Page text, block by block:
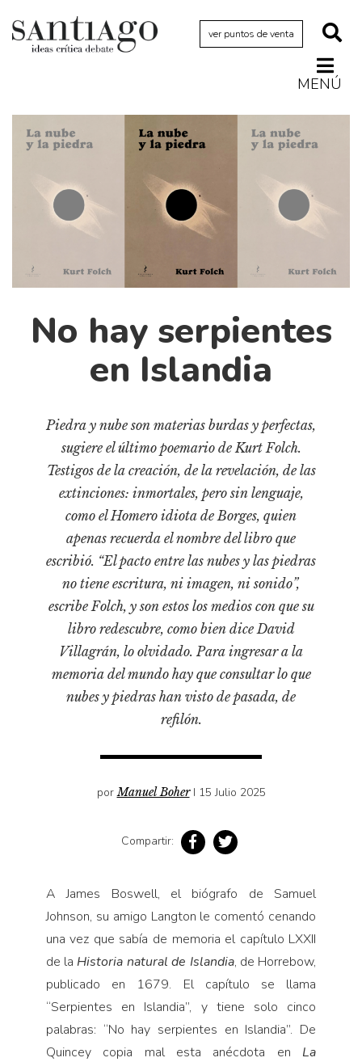
ver puntos de venta
MENÚ
Archivo Cenfoto-UDP
Artes visuales
Ciudad
Críticas
Gran reserva
Historia material de los libros
Lagunas mentales
Libros
Libros usados
Medioambiente
Narrativas visuales
Pensamiento
Personajes secundarios
Turismo accidental
Vidas paralelas
Voces y lecturas
No hay serpientes
en Islandia
Piedra y nube son materias burdas y perfectas,
sugiere el último poemario de Kurt Folch.
Testigos de la creación, de la revelación, de las
extinciones: inmortales, pero sin lenguaje,
como el Homero idiota de Borges, quien
apenas recuerda el nombre del libro que
escribió. “El pacto entre las nubes y las piedras
no tiene escritura, ni imagen, ni sonido”,
escribe Folch, y son estos los medios con que su
libro redescubre, como bien dice David
Villagrán, lo olvidado. Para ingresar a la
memoria del mundo hay que consultar lo que
nubes y piedras han visto de pasada, de
refilón.
porManuel Boher I 15 Julio 2025
Compartir:
A James Boswell, el biógrafo de Samuel
Johnson, su amigo Langton le comentó cenando
una vez que sabía de memoria el capítulo LXXII
de la Historia natural de Islandia, de Horrebow,
publicado en 1679. El capítulo se llama
“Serpientes en Islandia”, y tiene solo cinco
palabras: “No hay serpientes en Islandia”. De
Quincey copia mal esta anécdota en La